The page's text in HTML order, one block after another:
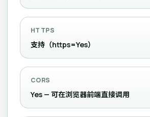
HTTPS
支持（https=Yes）
CORS
Yes — 可在浏览器前端直接调用